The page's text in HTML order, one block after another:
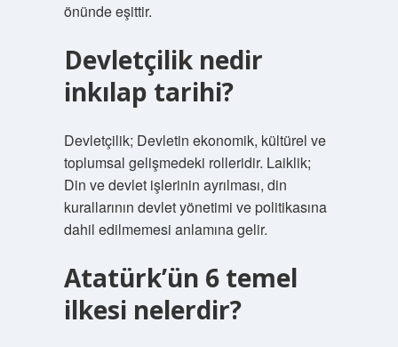
önünde eşittir.
Devletçilik nedir
inkılap tarihi?
Devletçilik; Devletin ekonomik, kültürel ve
toplumsal gelişmedeki rolleridir. Laiklik;
Din ve devlet işlerinin ayrılması, din
kurallarının devlet yönetimi ve politikasına
dahil edilmemesi anlamına gelir.
Atatürk’ün 6 temel
ilkesi nelerdir?